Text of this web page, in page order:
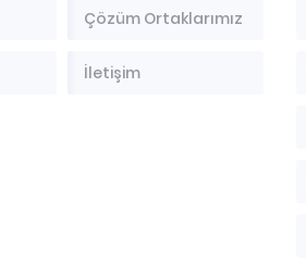
Çözüm Ortaklarımız
İletişim